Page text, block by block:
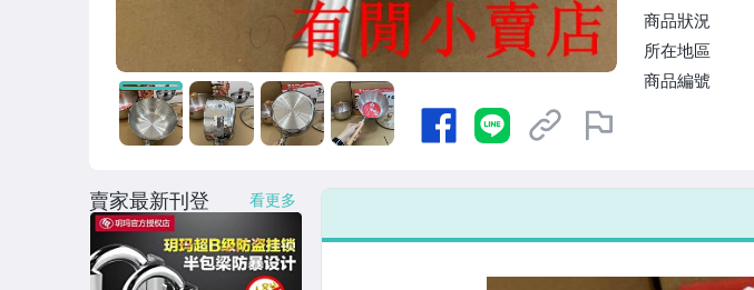
商品狀況
所在地區
商品編號
賣家最新刊登 看更多